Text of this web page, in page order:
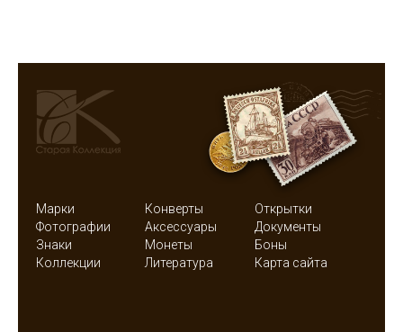
Марки Конверты
Открытки
Фотографии
Аксессуары
Документы
Знаки
Монеты
Боны
Коллекции
Литература Карта сайта